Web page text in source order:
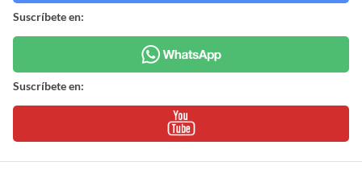
Suscríbete en:
Suscríbete en: